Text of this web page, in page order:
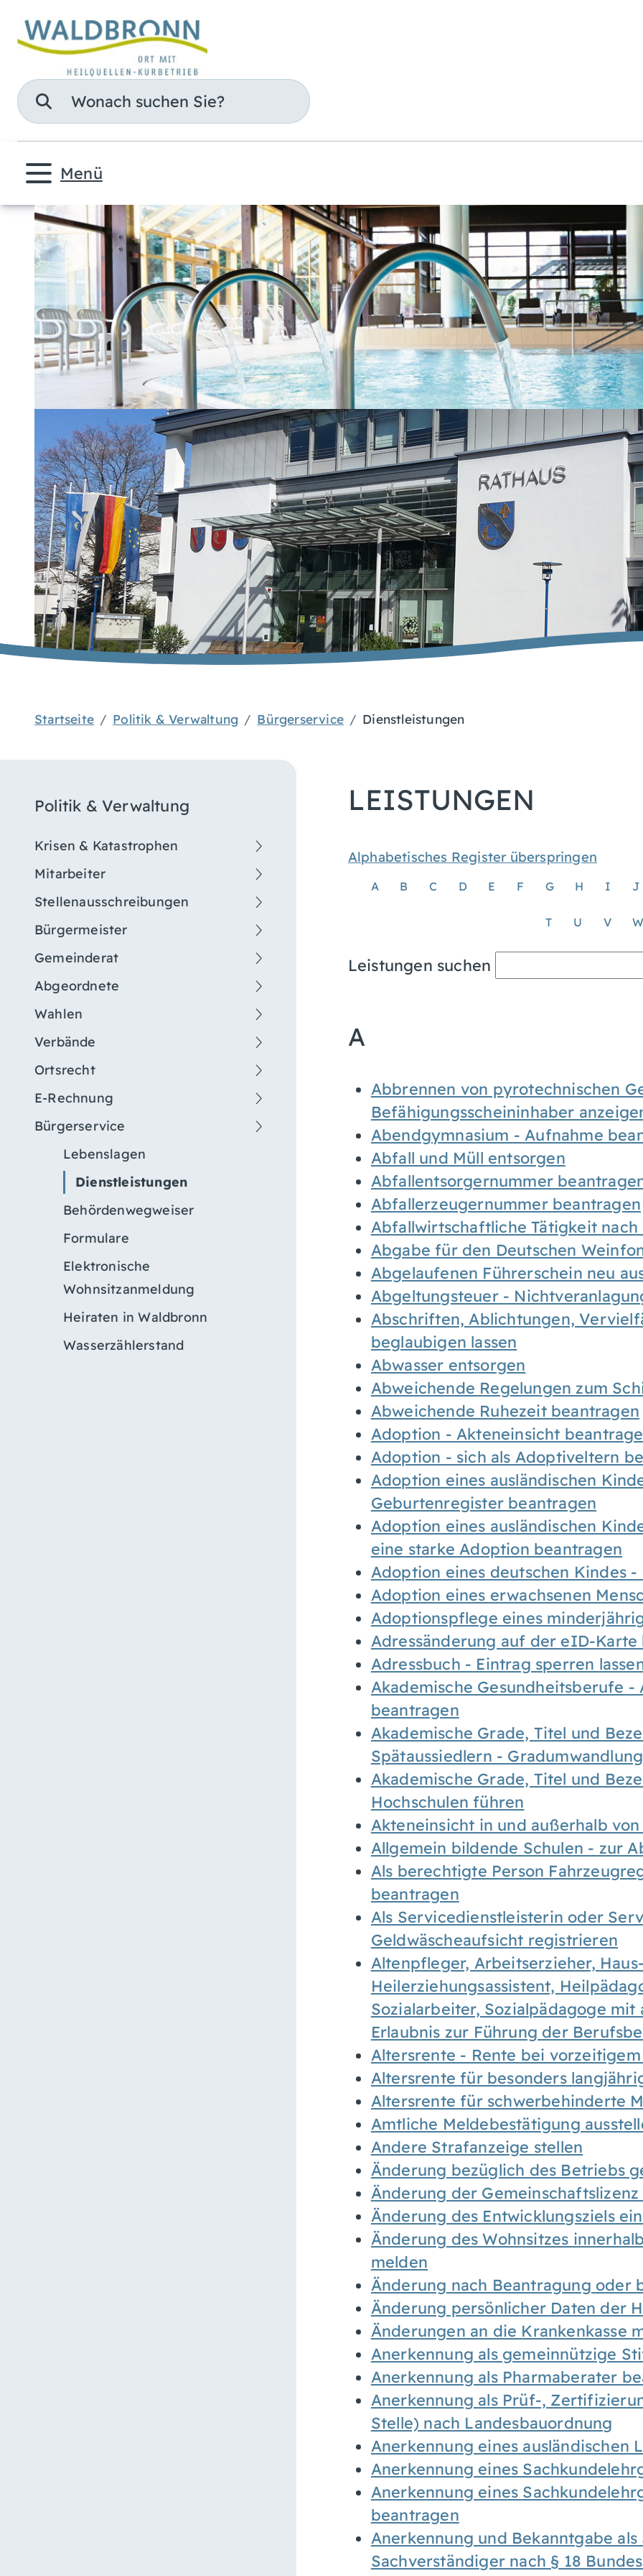
Suche
Menü
Startseite Politik & Verwaltung Bürgerservice Dienstleistungen
Politik & Verwaltung
Krisen & Katastrophen
Mitarbeiter
Stellenausschreibungen
Bürgermeister
Gemeinderat
Abgeordnete
Wahlen
Verbände
Ortsrecht
E-Rechnung
Bürgerservice
Lebenslagen
Dienstleistungen
Behördenwegweiser
Formulare
Elektronische
Wohnsitzanmeldung
Heiraten in Waldbronn
Wasserzählerstand
LEISTUNGEN
Alphabetisches Register überspringen
A B C D E F G H I J
T U V W
Leistungen suchen
A
Abbrennen von pyrotechnischen
Befähigungsscheininhaber
Abendgymnasium - Aufnahme
Abfall und Müll entsorgen
Abfallentsorgernummer
Abfallerzeugernummer beantragen
Abfallwirtschaftliche Tätigkeit
Abgabe für den Deutschen
Abgelaufenen Führerschein neu
Abgeltungsteuer -
Abschriften, Ablichtungen,
beglaubigen lassen
Abwasser entsorgen
Abweichende Regelungen zum
Abweichende Ruhezeit beantragen
Adoption - Akteneinsicht
Adoption - sich als Adoptiveltern
Adoption eines ausländischen
Geburtenregister beantragen
Adoption eines ausländischen
eine starke Adoption beantragen
Adoption eines deutschen Kindes
Adoption eines erwachsenen
Adoptionspflege eines
Adressänderung auf der eID-Karte
Adressbuch - Eintrag sperren
Akademische Gesundheitsberufe
beantragen
Akademische Grade, Titel und
Spätaussiedlern -
Akademische Grade, Titel und
Hochschulen führen
Akteneinsicht in und außerhalb
Allgemein bildende Schulen - zur
Als berechtigte Person
beantragen
Als Servicedienstleisterin oder
Geldwäscheaufsicht registrieren
Altenpfleger, Arbeitserzieher,
Heilerziehungsassistent,
Sozialarbeiter, Sozialpädagoge
Erlaubnis zur Führung der
Altersrente - Rente bei
Altersrente für besonders
Altersrente für schwerbehinderte
Amtliche Meldebestätigung
Andere Strafanzeige stellen
Änderung bezüglich des Betriebs
Änderung der
Änderung des Entwicklungsziels
Änderung des Wohnsitzes
melden
Änderung nach Beantragung oder
Änderung persönlicher Daten der
Änderungen an die Krankenkasse
Anerkennung als gemeinnützige
Anerkennung als Pharmaberater
Anerkennung als Prüf-,
Stelle) nach Landesbauordnung
Anerkennung eines ausländischen
Anerkennung eines
Anerkennung eines
beantragen
Anerkennung und Bekanntgabe
Sachverständiger nach § 18